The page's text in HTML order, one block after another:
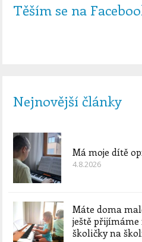
Těším se na
Nejnovější články
Má moje dítě
4.8.2026
Máte doma
ještě
školičky na